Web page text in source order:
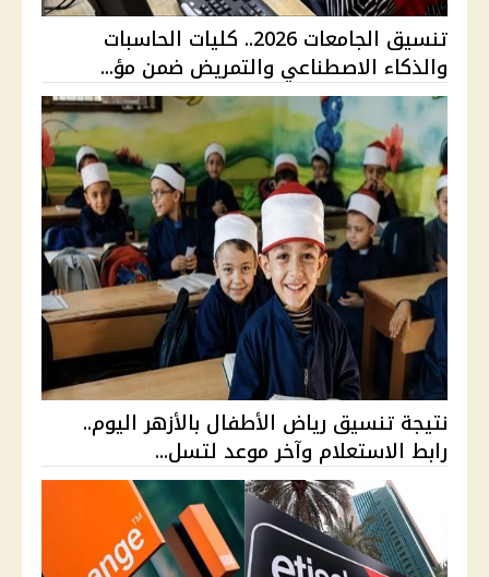
تنسيق الجامعات 2026.. كليات الحاسبات
والذكاء الاصطناعي والتمريض ضمن مؤ...
نتيجة تنسيق رياض الأطفال بالأزهر اليوم..
رابط الاستعلام وآخر موعد لتسل...